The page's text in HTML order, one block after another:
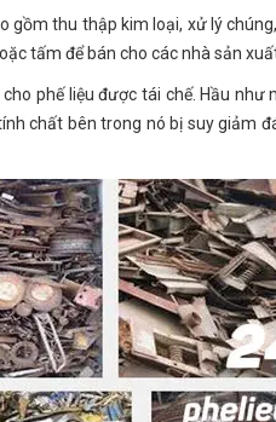
gồm thu thập kim loại, xử lý
tấm để bán cho các nhà sản
phế liệu được tái chế. Hầu
chất bên trong nó bị suy giảm